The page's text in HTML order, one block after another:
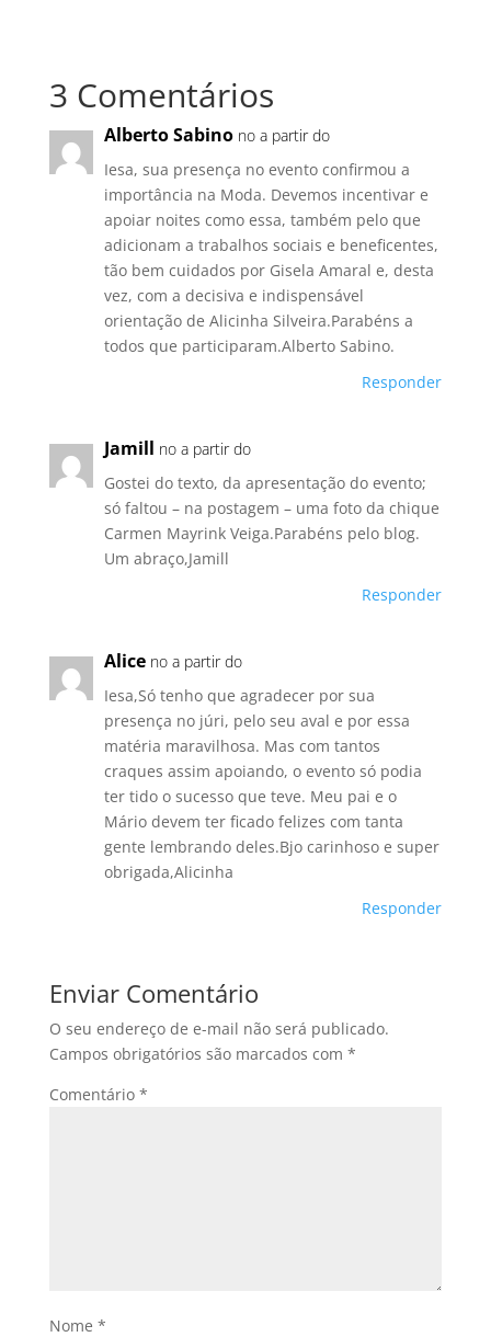
3 Comentários
Alberto Sabino no a partir do
Iesa, sua presença no evento confirmou a
importância na Moda. Devemos incentivar e
apoiar noites como essa, também pelo que
adicionam a trabalhos sociais e beneficentes,
tão bem cuidados por Gisela Amaral e, desta
vez, com a decisiva e indispensável
orientação de Alicinha Silveira.Parabéns a
todos que participaram.Alberto Sabino.
Responder
Jamill no a partir do
Gostei do texto, da apresentação do evento;
só faltou – na postagem – uma foto da chique
Carmen Mayrink Veiga.Parabéns pelo blog.
Um abraço,Jamill
Responder
Alice no a partir do
Iesa,Só tenho que agradecer por sua
presença no júri, pelo seu aval e por essa
matéria maravilhosa. Mas com tantos
craques assim apoiando, o evento só podia
ter tido o sucesso que teve. Meu pai e o
Mário devem ter ficado felizes com tanta
gente lembrando deles.Bjo carinhoso e super
obrigada,Alicinha
Responder
Enviar Comentário
O seu endereço de e-mail não será publicado.
Campos obrigatórios são marcados com *
Comentário *
Nome *